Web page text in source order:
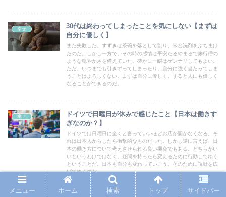
幸せ
30代は終わってしまったことを気にしない【まずは
自分に優しく】
また失敗した。すずきは茶碗を落として割り、米と洗剤をぶちまけ
たのだ。しかし一方で、その時の感情は平安たるやまるで修行僧の
ような穏やかさを備えていた。確かに一瞬はゲンナリしてもよい。
ただ、いつまでも引きずってしまったり、自分に強く当たってしま
うことはよろしくない。まずは自分に優しく。すると人にも優しく
なることができるのだ。
幸せ
ドイツで日曜日が休みで感じたこと【日本は働きす
ぎなのか？】
ドイツでは日曜日に全くと言っていいほどお店が開かなくなる。そ
れは日本人からしたら衝撃的なものだった。しかし逆に言えば、日
本の働き方について考えさせられる良い機会でもある。どちらがい
いというわけではなく、疑問を持ったら変えるために行動してゆく
ということだ。日本も自分も変わっていこう。そのために視野を広
げてゆくのだ。
メニュー ホーム 検索 トップ サイドバー